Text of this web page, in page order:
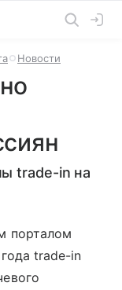
Новости
trade-in на
порталом
trade-in